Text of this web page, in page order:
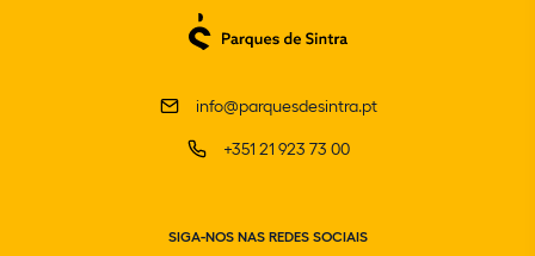
info@parquesdesintra.pt
+351 21 923 73 00
SIGA-NOS NAS REDES SOCIAIS